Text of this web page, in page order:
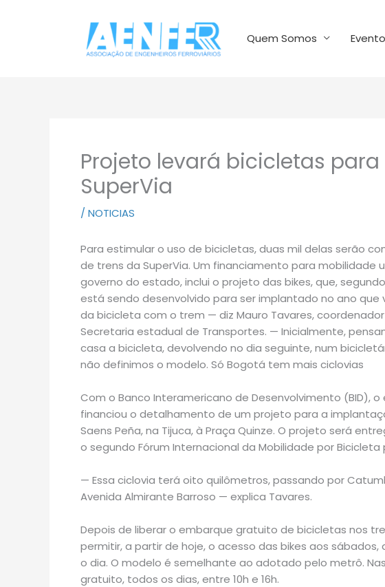
Quem Somos
Projeto levará bicicletas
SuperVia
/ NOTICIAS
Para estimular o uso de bicicletas, duas mil delas serão
de trens da SuperVia. Um financiamento para mobilidade
governo do estado, inclui o projeto das bikes, que,
está sendo desenvolvido para ser implantado no ano
da bicicleta com o trem — diz Mauro Tavares,
Secretaria estadual de Transportes. — Inicialmente,
casa a bicicleta, devolvendo no dia seguinte, num
não definimos o modelo. Só Bogotá tem mais ciclovias
Com o Banco Interamericano de Desenvolvimento (BID),
financiou o detalhamento de um projeto para a
Saens Peña, na Tijuca, à Praça Quinze. O projeto será
o segundo Fórum Internacional da Mobilidade por Bicicleta
— Essa ciclovia terá oito quilômetros, passando por
Avenida Almirante Barroso — explica Tavares.
Depois de liberar o embarque gratuito de bicicletas nos
permitir, a partir de hoje, o acesso das bikes aos
o dia. O modelo é semelhante ao adotado pelo metrô.
gratuito, todos os dias, entre 10h e 16h.